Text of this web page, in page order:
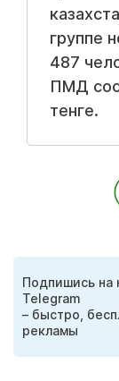
группе
487
ПМД
тенге.
Подпишись на
Telegram
– быстро,
рекламы